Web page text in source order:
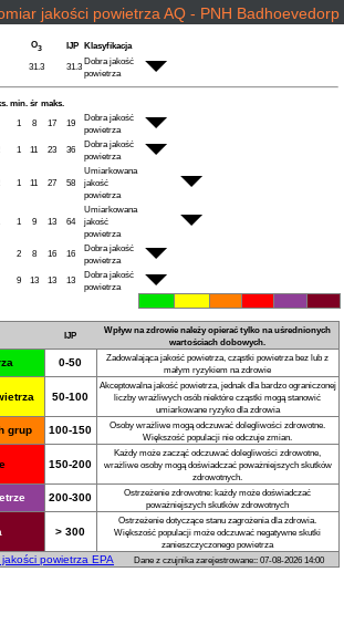
jakości powietrza AQ - PNH Badhoevedorp
O3 IJP Klasyfikacja
31.3 31.3 Dobra jakość
powietrza
min. śr maks.
1 8 17 19
Dobra jakość
powietrza
1 11 23 36
Dobra jakość
powietrza
1 11 27 58
Umiarkowana
jakość
powietrza
1 9 13 64
Umiarkowana
jakość
powietrza
2 8 16 16
Dobra jakość
powietrza
9 13 13 13
Dobra jakość
powietrza
IJP
Wpływ na zdrowie należy opierać tylko na uśrednionych
wartościach dobowych.
0-50
Zadowalająca jakość powietrza, cząstki powietrza bez lub z
małym ryzykiem na zdrowie
50-100
Akceptowalna jakość powietrza, jednak dla bardzo ograniczonej
liczby wrażliwych osób niektóre cząstki mogą stanowić
umiarkowane ryzyko dla zdrowia
grup 100-150
Osoby wrażliwe mogą odczuwać dolegliwości zdrowotne.
Większość populacji nie odczuje zmian.
150-200
Każdy może zacząć odczuwać dolegliwości zdrowotne,
wrażliwe osoby mogą doświadczać poważniejszych skutków
zdrowotnych.
200-300
Ostrzeżenie zdrowotne: każdy może doświadczać
poważniejszych skutków zdrowotnych
> 300
Ostrzeżenie dotyczące stanu zagrożenia dla zdrowia.
Większość populacji może odczuwać negatywne skutki
zanieszczyczonego powietrza
powietrza EPA Dane z czujnika zarejestrowane:: 07-08-2026 14:00